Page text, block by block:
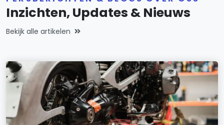
Inzichten, Updates & Nieuws
Bekijk alle artikelen